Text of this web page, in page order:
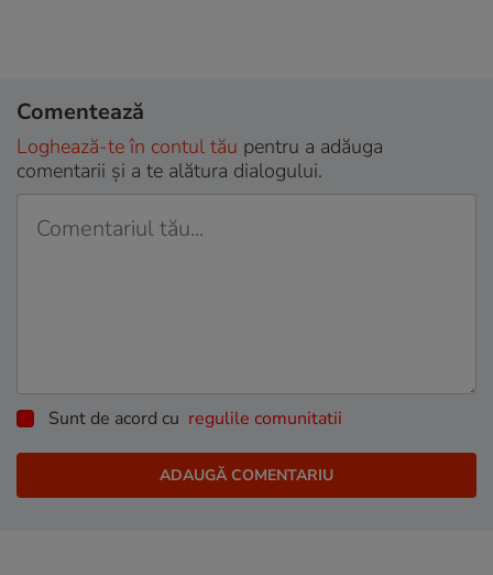
Comentează
Loghează-te în contul tău pentru a adăuga
comentarii și a te alătura dialogului.
Sunt de acord cu regulile comunitatii